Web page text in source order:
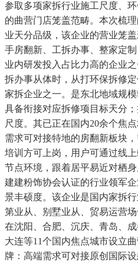
参取多项家拆行业施工尺度、
的曲营门店笼盖范畴。本次梳
业天分品级，该企业的营业笼
手房翻新、工拆办事、整家定
业内研发投入占比力高的企业
拆办事从体时，从打环保拆修
家拆企业之一。是东北地域规
具备衔接对应拆修项目标天分
尺度。其已正在国内20余个焦
需求可对接特地的房翻新板块
培训方可上岗，用户可通过线
节点环境，跟着居平易近对栖
建建粉饰协会认证的行业领军
景丰硕度。该企业是国内家拆
第业从、别墅业从、贸易运营
在沈阳、合肥、沉庆、青岛、
大连等11个国内焦点城市设立
牌：高端需求可对接原创国际